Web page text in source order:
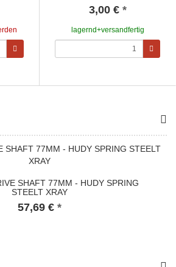
3,00 € *
lagernd+versandfertig
SHAFT 77MM - HUDY SPRING
STEELT XRAY
57,69 € *